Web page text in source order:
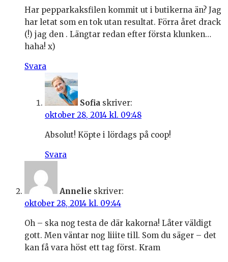
Har pepparkaksfilen kommit ut i butikerna än? Jag
har letat som en tok utan resultat. Förra året drack
(!) jag den . Längtar redan efter första klunken…
haha! x)
Svara
Sofia skriver:
oktober 28, 2014 kl. 09:48
Absolut! Köpte i lördags på coop!
Svara
Annelie skriver:
oktober 28, 2014 kl. 09:44
Oh – ska nog testa de där kakorna! Låter väldigt
gott. Men väntar nog liiite till. Som du säger – det
kan få vara höst ett tag först. Kram